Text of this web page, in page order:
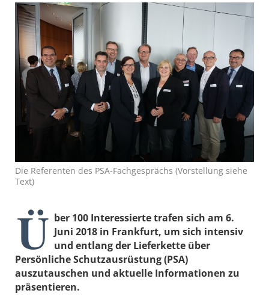
Die Referenten des PSA-Fachgesprächs (Vorstellung siehe
Text)
Ü ber 100 Interessierte trafen sich am 6.
Juni 2018 in Frankfurt, um sich intensiv
und entlang der Lieferkette über
Persönliche Schutzausrüstung (PSA)
auszutauschen und aktuelle Informationen zu
präsentieren.